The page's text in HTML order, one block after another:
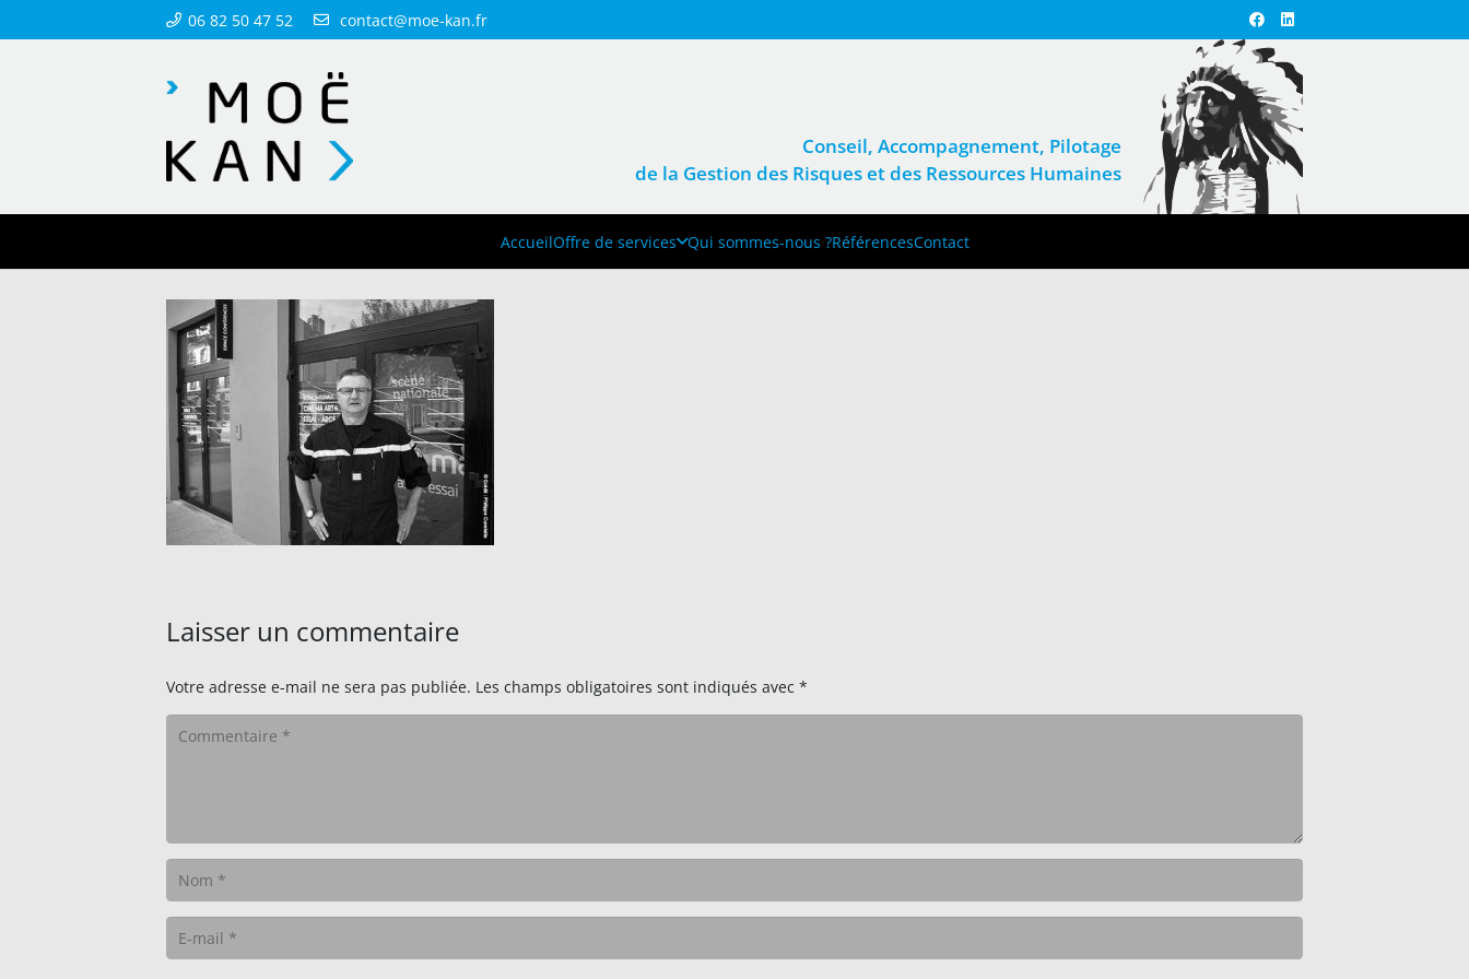
06 82 50 47 52 contact@moe-kan.fr
Conseil, Accompagnement, Pilotage
de la Gestion des Risques et des Ressources Humaines
AccueilOffre de services Qui sommes-nous ?RéférencesContact
Laisser un commentaire
Votre adresse e-mail ne sera pas publiée. Les champs obligatoires sont indiqués avec *